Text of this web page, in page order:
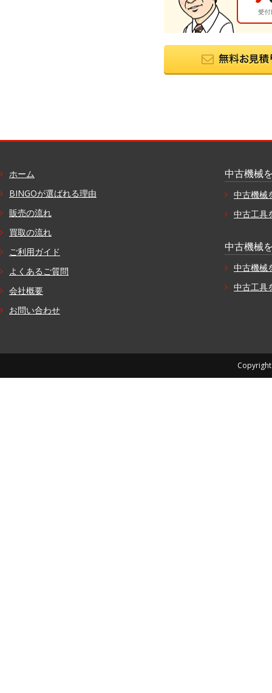
ホーム
BINGOが選ばれる理由
販売の流れ
買取の流れ
ご利用ガイド
よくあるご質問
会社概要
お問い合わせ
中古機械
中古機械
中古工具
中古機械
中古機械
中古工具